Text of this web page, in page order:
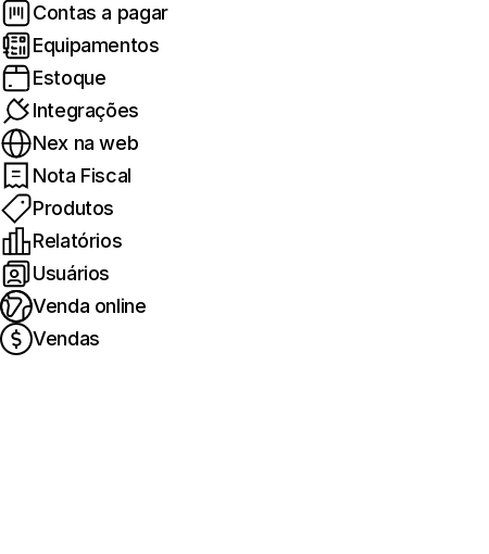
Contas a pagar
Equipamentos
Estoque
Integrações
Nex na web
Nota Fiscal
Produtos
Relatórios
Usuários
Venda online
Vendas